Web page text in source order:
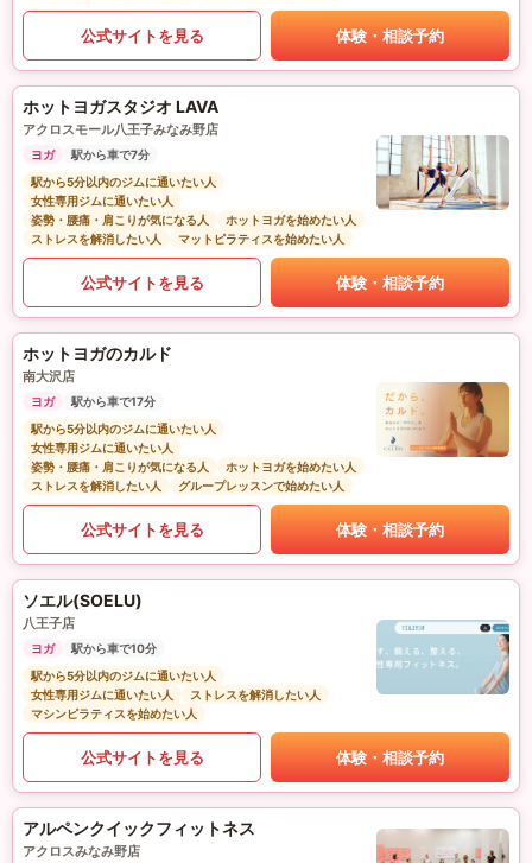
公式サイトを見る 体験・相談予約
ホットヨガスタジオ LAVA
アクロスモール八王子みなみ野店
ヨガ
駅から車で7分
駅から5分以内のジムに通いたい人
女性専用ジムに通いたい人
姿勢・腰痛・肩こりが気になる人
ホットヨガを始めたい人
ストレスを解消したい人
マットピラティスを始めたい人
公式サイトを見る 体験・相談予約
ホットヨガのカルド
南大沢店
ヨガ
駅から車で17分
駅から5分以内のジムに通いたい人
女性専用ジムに通いたい人
姿勢・腰痛・肩こりが気になる人
ホットヨガを始めたい人
ストレスを解消したい人
グループレッスンで始めたい人
公式サイトを見る 体験・相談予約
ソエル(SOELU)
八王子店
ヨガ
駅から車で10分
駅から5分以内のジムに通いたい人
女性専用ジムに通いたい人
ストレスを解消したい人
マシンピラティスを始めたい人
公式サイトを見る 体験・相談予約
アルペンクイックフィットネス
アクロスみなみ野店